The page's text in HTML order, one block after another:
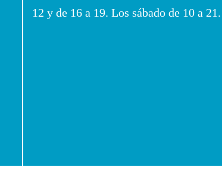
12 y de 16 a 19. Los sábado de 10 a 21.